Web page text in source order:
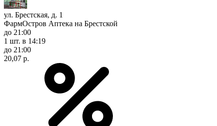
ул. Брестская, д. 1
ФармОстров Аптека на Брестской
до 21:00
1 шт. в 14:19
до 21:00
20,07 р.